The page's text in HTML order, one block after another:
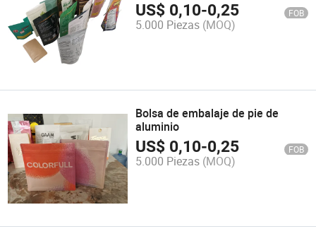
US$ 0,10-0,25 FOB
5.000 Piezas (MOQ)
Bolsa de embalaje de pie de
aluminio
US$ 0,10-0,25 FOB
5.000 Piezas (MOQ)